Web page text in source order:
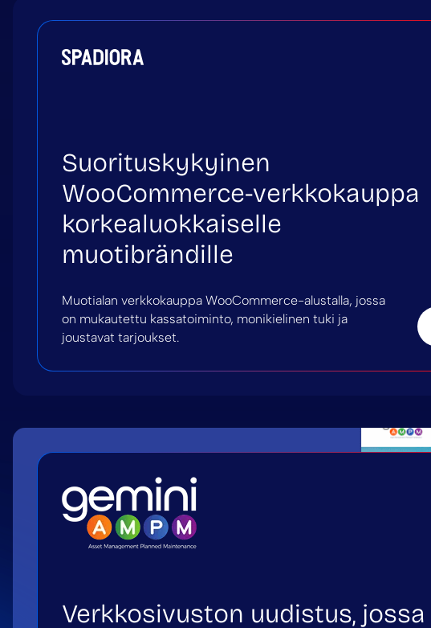
Suorituskykyinen
WooCommerce-verkkokauppa
korkealuokkaiselle
muotibrändille
Muotialan verkkokauppa WooCommerce-alustalla, jossa
on mukautettu kassatoiminto, monikielinen tuki ja
joustavat tarjoukset.
Verkkosivuston uudistus, jossa